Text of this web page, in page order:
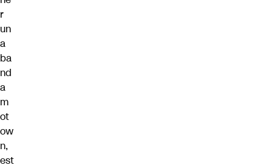
r
un
a
ba
nd
a
m
ot
ow
n,
est